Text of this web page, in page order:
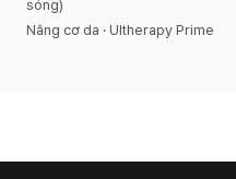
sóng)
Nâng cơ da · Ultherapy Prime